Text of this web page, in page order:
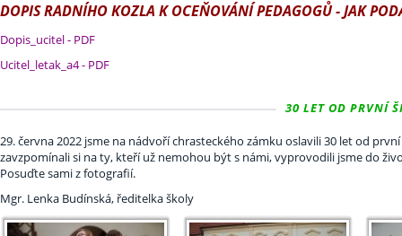
DOPIS RADNÍHO KOZLA K OCEŇOVÁNÍ PEDAGOGŮ - JAK
Dopis_ucitel - PDF
Ucitel_letak_a4 - PDF
30 LET OD PRVNÍ
29. června 2022 jsme na nádvoří chrasteckého zámku oslavili 30 let od
zavzpomínali si na ty, kteří už nemohou být s námi, vyprovodili jsme do
Posuďte sami z fotografií.
Mgr. Lenka Budínská, ředitelka školy